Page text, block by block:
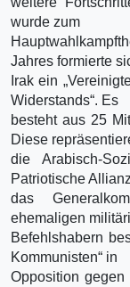
wurde zum
Jahres formierte
Irak ein
Widerstands“. Es
besteht aus 25
Diese
die Arabisch-
Patriotische
das
ehemaligen
Befehlshabern
Kommunisten“ in
Opposition